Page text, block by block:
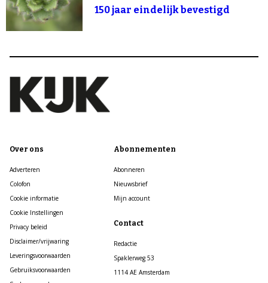
150 jaar eindelijk bevestigd
Over ons
Adverteren
Colofon
Cookie informatie
Cookie Instellingen
Privacy beleid
Disclaimer/vrijwaring
Leveringsvoorwaarden
Gebruiksvoorwaarden
Abonnementen
Abonneren
Nieuwsbrief
Mijn account
Contact
Redactie
Spaklerweg 53
1114 AE Amsterdam